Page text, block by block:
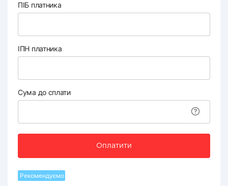
ПІБ платника
ІПН платника
Сума до сплати
Оплатити
Рекомендуємо